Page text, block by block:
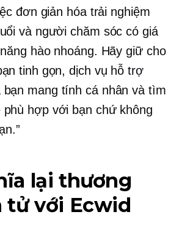
đơn giản hóa trải nghiệm
và người chăm sóc có giá
hào nhoáng. Hãy giữ cho
tinh gọn, dịch vụ hỗ trợ
bạn mang tính cá nhân và tìm
phù hợp với bạn chứ không
lại thương
tử với Ecwid